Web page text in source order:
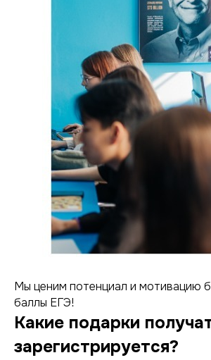
Мы ценим потенциал и мотивацию
баллы ЕГЭ!
Какие подарки
зарегистрируется?